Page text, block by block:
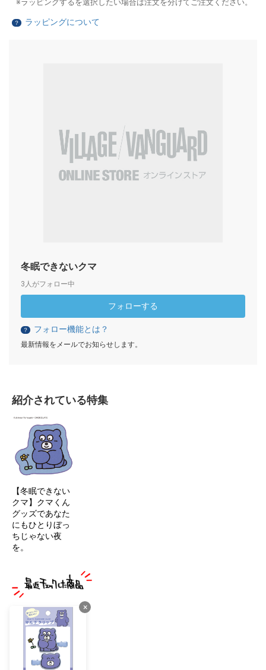
ラッピングするを選択したい場合は注文を分けてご注文ください。
？ ラッピングについて
冬眠できないクマ
3人がフォロー中
フォローする
？ フォロー機能とは？
最新情報をメールでお知らせします。
紹介されている特集
【冬眠できない
クマ】クマくん
グッズであなた
にもひとりぼっ
ちじゃない夜
を。
×